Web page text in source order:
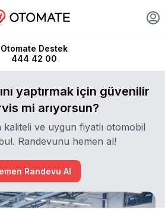
Otomate Destek
444 42 00
yaptırmak için güvenilir
mi arıyorsun?
kaliteli ve uygun fiyatlı otomobil
Randevunu hemen al!
Randevu Al